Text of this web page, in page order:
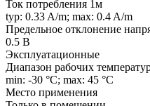
Ток потребления 1м
typ: 0.33 A/m; max: 0.4 A/m
Предельное отклонение
0.5 В
Эксплуатационные
Диапазон рабочих
min: -30 °C; max: 45 °C
Место применения